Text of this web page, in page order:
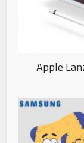
Apple